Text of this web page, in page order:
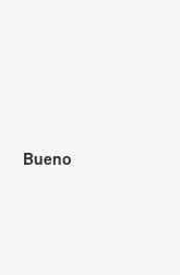
Bueno